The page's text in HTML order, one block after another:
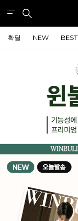
확딜 NEW BEST